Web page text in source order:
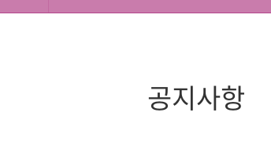
다문화교육복지대학원
공지사항